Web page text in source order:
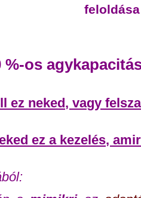
feloldása
%-os
ez neked, vagy
ez a kezelés,